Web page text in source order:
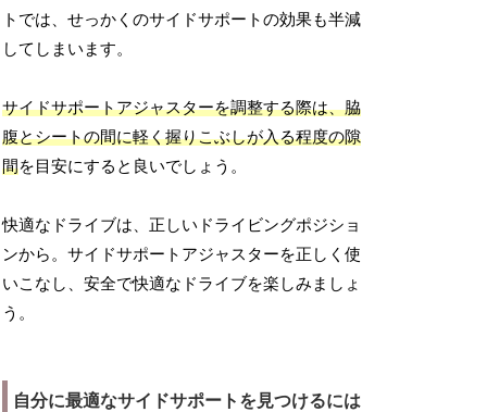
トでは、せっかくのサイドサポートの効果も半減
してしまいます。
サイドサポートアジャスターを調整する際は、脇
腹とシートの間に軽く握りこぶしが入る程度の隙
間を目安にすると良いでしょう。
快適なドライブは、正しいドライビングポジショ
ンから。サイドサポートアジャスターを正しく使
いこなし、安全で快適なドライブを楽しみましょ
う。
自分に最適なサイドサポートを見つけるには